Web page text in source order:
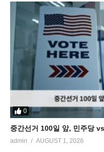
0
중간선거 100일 앞, 민주당
admin AUGUST 1, 2026